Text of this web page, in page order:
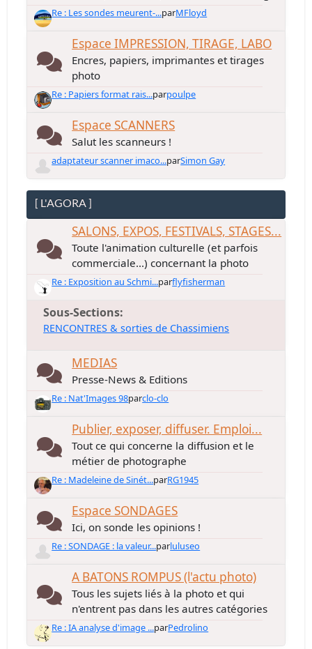
Re : Les sondes meurent-...parMFloyd
Espace IMPRESSION, TIRAGE, LABO
Encres, papiers, imprimantes et tirages
photo
Re : Papiers format rais...parpoulpe
Espace SCANNERS
Salut les scanneurs !
adaptateur scanner imaco...parSimon Gay
[ L'AGORA ]
SALONS, EXPOS, FESTIVALS, STAGES...
Toute l'animation culturelle (et parfois
commerciale...) concernant la photo
Re : Exposition au Schmi...parflyfisherman
Sous-Sections
RENCONTRES & sorties de Chassimiens
MEDIAS
Presse-News & Editions
Re : Nat'Images 98parclo-clo
Publier, exposer, diffuser. Emploi...
Tout ce qui concerne la diffusion et le
métier de photographe
Re : Madeleine de Sinét...parRG1945
Espace SONDAGES
Ici, on sonde les opinions !
Re : SONDAGE : la valeur...parluluseo
A BATONS ROMPUS (l'actu photo)
Tous les sujets liés à la photo et qui
n'entrent pas dans les autres catégories
Re : IA analyse d'image ...parPedrolino